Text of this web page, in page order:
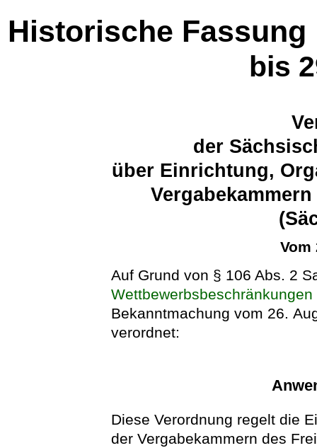
Historische Fassung
bis
der
über Einrichtung,
Vom
Auf Grund von § 106 Abs. 2
Wettbewerbsbeschränkungen
Bekanntmachung vom 26.
verordnet:
Diese Verordnung regelt die
der Vergabekammern des